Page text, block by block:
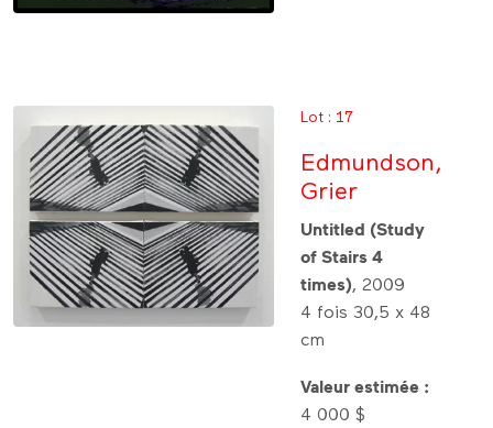
Lot : 17
Edmundson,
Grier
Untitled (Study
of Stairs 4
times), 2009
4 fois 30,5 x 48
cm
Valeur estimée :
4 000 $